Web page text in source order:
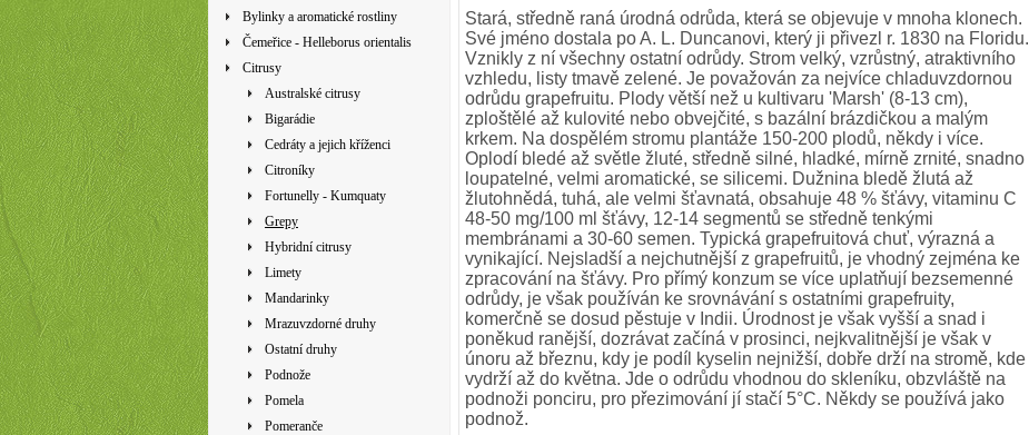
Bylinky a aromatické rostliny
Čemeřice - Helleborus orientalis
Citrusy
Australské citrusy
Bigarádie
Cedráty a jejich kříženci
Citroníky
Fortunelly - Kumquaty
Grepy
Hybridní citrusy
Limety
Mandarinky
Mrazuvzdorné druhy
Ostatní druhy
Podnože
Pomela
Pomeranče
Stará, středně raná úrodná odrůda, která se objevuje v mnoha klonech.
Své jméno dostala po A. L. Duncanovi, který ji přivezl r. 1830 na Floridu.
Vznikly z ní všechny ostatní odrůdy. Strom velký, vzrůstný, atraktivního
vzhledu, listy tmavě zelené. Je považován za nejvíce chladuvzdornou
odrůdu grapefruitu. Plody větší než u kultivaru 'Marsh' (8-13 cm),
zploštělé až kulovité nebo obvejčité, s bazální brázdičkou a malým
krkem. Na dospělém stromu plantáže 150-200 plodů, někdy i více.
Oplodí bledé až světle žluté, středně silné, hladké, mírně zrnité, snadno
loupatelné, velmi aromatické, se silicemi. Dužnina bledě žlutá až
žlutohnědá, tuhá, ale velmi šťavnatá, obsahuje 48 % šťávy, vitaminu C
48-50 mg/100 ml šťávy, 12-14 segmentů se středně tenkými
membránami a 30-60 semen. Typická grapefruitová chuť, výrazná a
vynikající. Nejsladší a nejchutnější z grapefruitů, je vhodný zejména ke
zpracování na šťávy. Pro přímý konzum se více uplatňují bezsemenné
odrůdy, je však používán ke srovnávání s ostatními grapefruity,
komerčně se dosud pěstuje v Indii. Úrodnost je však vyšší a snad i
poněkud ranější, dozrávat začíná v prosinci, nejkvalitnější je však v
únoru až březnu, kdy je podíl kyselin nejnižší, dobře drží na stromě, kde
vydrží až do května. Jde o odrůdu vhodnou do skleníku, obzvláště na
podnoži ponciru, pro přezimování jí stačí 5°C. Někdy se používá jako
podnož.